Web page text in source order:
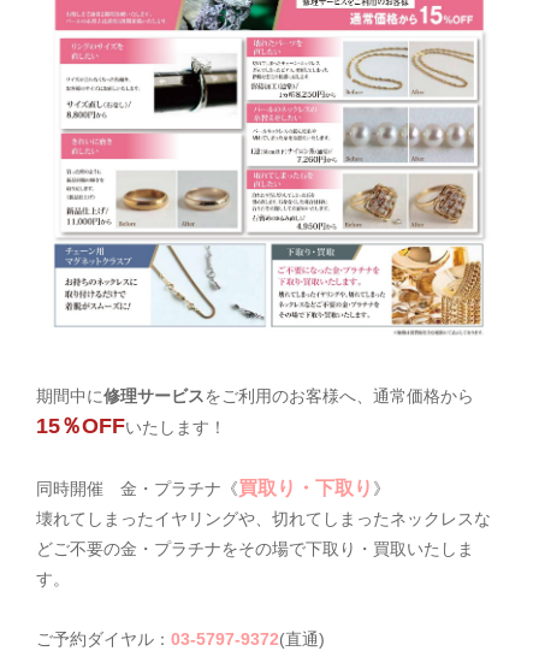
期間中に修理サービスをご利用のお客様へ、通常価格から
15％OFFいたします！
同時開催 金・プラチナ《買取り・下取り 》
壊れてしまったイヤリングや、切れてしまったネックレスな
どご不要の金・プラチナをその場で下取り・買取いたしま
す。
ご予約ダイヤル： 03-5797-9372(直通)